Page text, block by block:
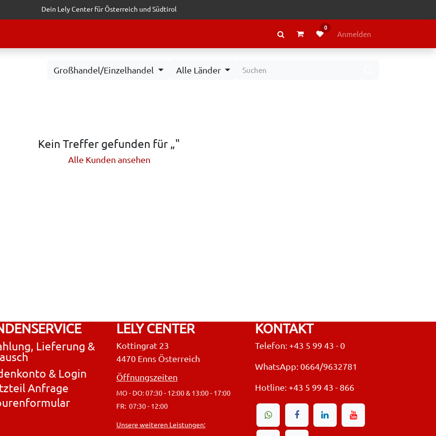
Dein Lely Center für Österreich und Südtirol
ÜBER LELY
0
Anmelden
Großhandel/Einzelhandel Alle Länder
Kein Treffer gefunden für „"
Alle Kunden ansehen
Lieferung &
& Login
Anfrage
LELY CENTER
Kottingrat 23
4470 Enns Österreich
Öffnungszeiten
MO - DO: 07:30 - 12:00 & 13:00 - 17:00
FR: 07:30 - 12:00
Unsere weiteren Leistungen:
KONTAKT
Telefon: +43 5 99 43 - 0
WhatsApp: 0664/9632781
Hotline: +43 5 99 43 - 866